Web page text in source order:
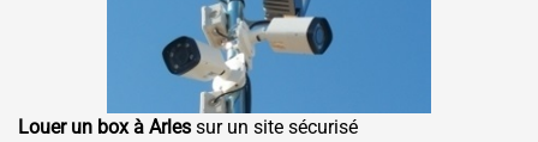
Louer un box à Arles sur un site sécurisé